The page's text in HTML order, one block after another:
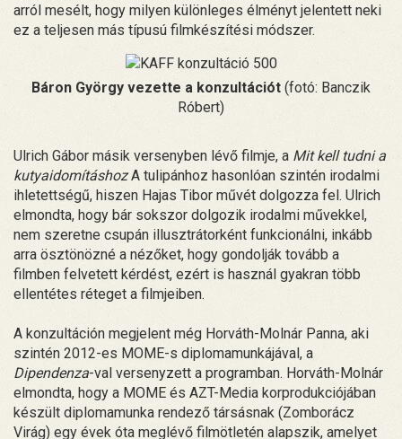
arról mesélt, hogy milyen különleges élményt jelentett neki
ez a teljesen más típusú filmkészítési módszer.
Báron György vezette a konzultációt (fotó: Banczik
Róbert)
Ulrich Gábor másik versenyben lévő filmje, a Mit kell tudni a
kutyaidomításhozA tulipánhoz hasonlóan szintén irodalmi
ihletettségű, hiszen Hajas Tibor művét dolgozza fel. Ulrich
elmondta, hogy bár sokszor dolgozik irodalmi művekkel,
nem szeretne csupán illusztrátorként funkcionálni, inkább
arra ösztönözné a nézőket, hogy gondolják tovább a
filmben felvetett kérdést, ezért is használ gyakran több
ellentétes réteget a filmjeiben.
A konzultáción megjelent még Horváth-Molnár Panna, aki
szintén 2012-es MOME-s diplomamunkájával, a
Dipendenza-val versenyzett a programban. Horváth-Molnár
elmondta, hogy a MOME és AZT-Media korprodukciójában
készült diplomamunka rendező társásnak (Zomborácz
Virág) egy évek óta meglévő filmötletén alapszik, amelyet